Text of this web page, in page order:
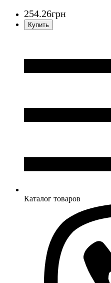
254.26грн
Каталог товаров